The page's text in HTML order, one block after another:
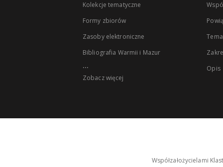
Kolekcje tematyczne
Formy zbiorów
Zasoby elektroniczne
Bibliografia Warmii i Mazur
...
Zobacz więcej
Opis
Współzałożycielami